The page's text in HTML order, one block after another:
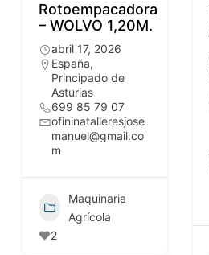
Rotoempacadora
– WOLVO 1,20M.
abril 17, 2026
España,
Principado de
Asturias
699 85 79 07
ofininatalleresjose
manuel@gmail.co
m
Maquinaria
Agrícola
2